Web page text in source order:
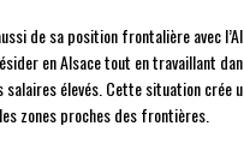
de sa position frontalière avec
en Alsace tout en travaillant
salaires élevés. Cette situation crée
zones proches des frontières.